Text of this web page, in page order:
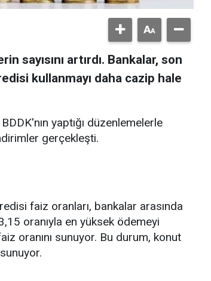
sayısını artırdı. Bankalar, son
kullanmayı daha cazip hale
yaptığı düzenlemelerle
gerçekleşti.
faiz oranları, bankalar arasında
oranıyla en yüksek ödemeyi
oranını sunuyor. Bu durum, konut